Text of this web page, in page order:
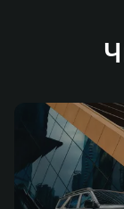
зарубежных –